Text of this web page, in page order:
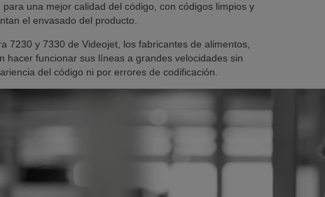
una mejor calidad del código, con códigos limpios y
el envasado del producto.
7230 y 7330 de Videojet, los fabricantes de alimentos,
hacer funcionar sus líneas a grandes velocidades sin
del código ni por errores de codificación.